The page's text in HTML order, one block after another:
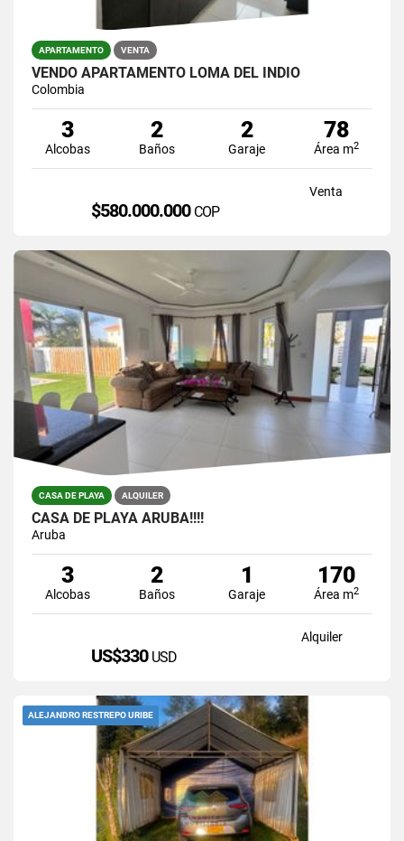
APARTAMENTO VENTA
VENDO APARTAMENTO LOMA DEL INDIO
Colombia
3
Alcobas
2
Baños
2
Garaje
78
Área m2
Venta
$580.000.000 COP
CASA DE PLAYA ALQUILER
CASA DE PLAYA ARUBA!!!!
Aruba
3
Alcobas
2
Baños
1
Garaje
170
Área m2
Alquiler
US$330 USD
ALEJANDRO RESTREPO URIBE